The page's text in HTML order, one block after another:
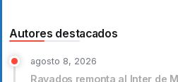
Autores destacados
agosto 8, 2026
Rayados remonta al Inter de